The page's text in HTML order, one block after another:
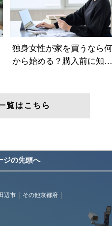
覧はこちら
ジの先頭へ
辺市
その他京都府